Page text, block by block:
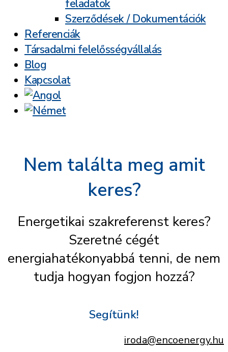
feladatok
Szerződések / Dokumentációk
Referenciák
Társadalmi felelősségvállalás
Blog
Kapcsolat
Nem találta meg amit
keres?
Energetikai szakreferenst keres?
Szeretné cégét
energiahatékonyabbá tenni, de nem
tudja hogyan fogjon hozzá?
Segítünk!
iroda@encoenergy.hu